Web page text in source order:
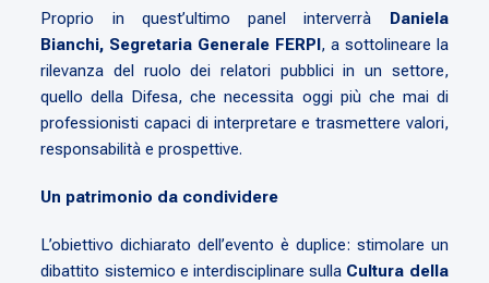
Proprio in quest’ultimo panel interverrà Daniela
Bianchi, Segretaria Generale FERPI, a sottolineare la
rilevanza del ruolo dei relatori pubblici in un settore,
quello della Difesa, che necessita oggi più che mai di
professionisti capaci di interpretare e trasmettere valori,
responsabilità e prospettive.
Un patrimonio da condividere
L’obiettivo dichiarato dell’evento è duplice: stimolare un
dibattito sistemico e interdisciplinare sulla Cultura della